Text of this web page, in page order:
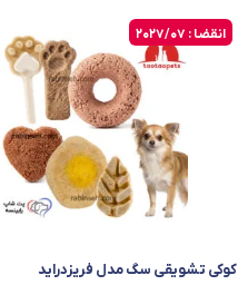
انقضا : 2027/07
کوکی تشویقی سگ مدل فریزدراید